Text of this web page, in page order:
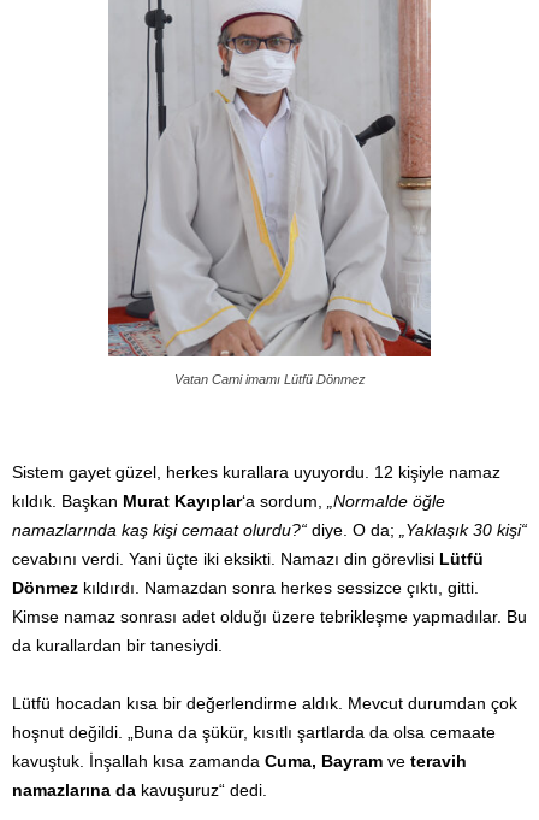
Vatan Cami imamı Lütfü Dönmez
Sistem gayet güzel, herkes kurallara uyuyordu. 12 kişiyle namaz
kıldık. Başkan Murat Kayıplar‘a sordum,
„Normalde öğle
namazlarında kaş kişi cemaat olurdu?“ diye. O da;
„Yaklaşık 30 kişi“
cevabını verdi. Yani üçte iki eksikti. Namazı din görevlisi Lütfü
Dönmez kıldırdı. Namazdan sonra herkes sessizce çıktı, gitti.
Kimse namaz sonrası adet olduğı üzere tebrikleşme yapmadılar. Bu
da kurallardan bir tanesiydi.
Lütfü hocadan kısa bir değerlendirme aldık. Mevcut durumdan çok
hoşnut değildi. „Buna da şükür, kısıtlı şartlarda da olsa cemaate
kavuştuk. İnşallah kısa zamanda Cuma, Bayram ve teravih
namazlarına da kavuşuruz“ dedi.